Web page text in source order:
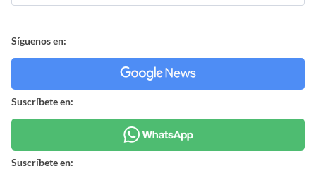
Síguenos en:
Suscríbete en:
Suscríbete en: